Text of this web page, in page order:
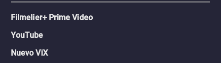
Filmelier+ Prime Video
YouTube
Nuevo ViX